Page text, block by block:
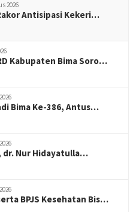
2026
Antisipasi Kekeri…
Kabupaten Bima Soro…
Bima Ke-386, Antus…
dr. Nur Hidayatulla…
BPJS Kesehatan Bis…